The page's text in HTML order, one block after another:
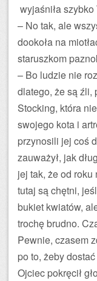
wyjaśniła szybko
– No tak, ale
dookoła na
staruszkom
– Bo ludzie nie
dlatego, że są źli,
Stocking, która
swojego kota i
przynosili jej coś
zauważył, jak
jej tak, że od roku
tutaj są chętni,
bukiet kwiatów,
trochę brudno.
Pewnie, czasem
po to, żeby
Ojciec pokręcił